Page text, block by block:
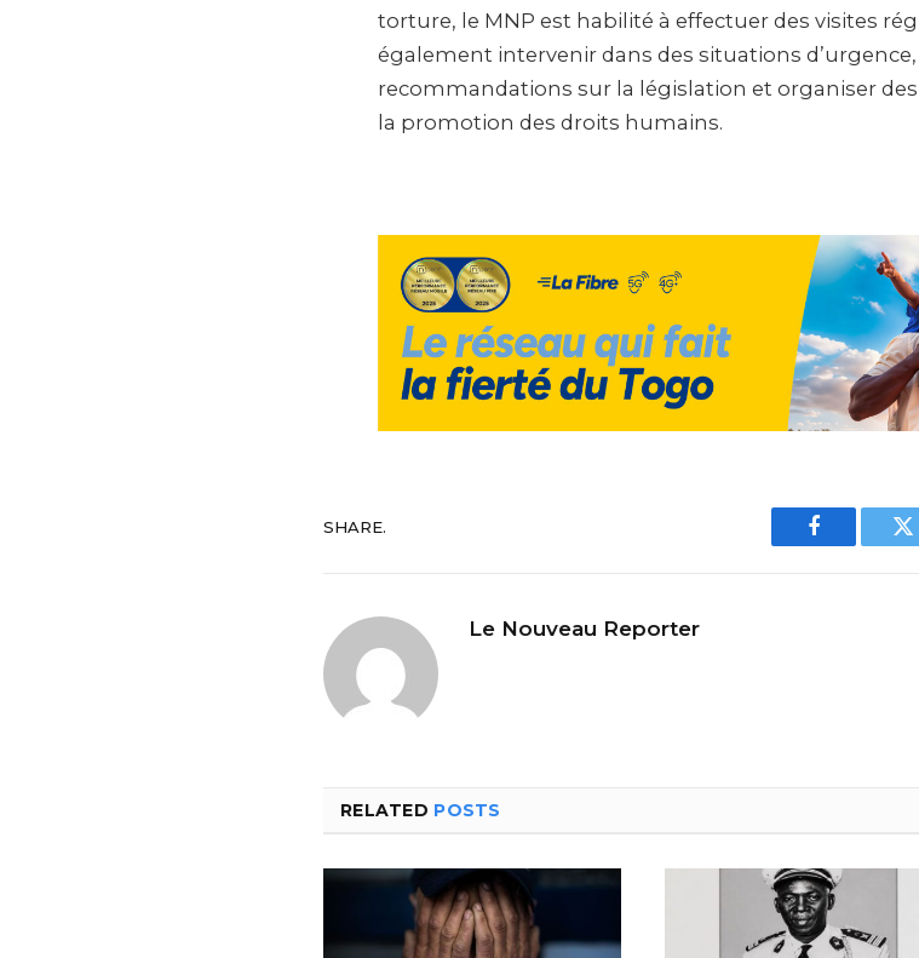
torture, le MNP est habilité à effectuer des visites
également intervenir dans des situations
recommandations sur la législation et organiser
la promotion des droits humains.
SHARE.
Facebook
Le Nouveau Reporter
RELATED POSTS